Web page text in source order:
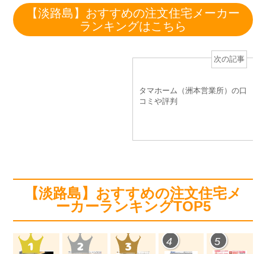
c
e
o
k
tt
er
e
e
n
a
e
【淡路島】おすすめの注文住宅メーカー
ランキングはこちら
次の記事
タマホーム（洲本営業所）の口
コミや評判
【淡路島】おすすめの注文住宅メ
ーカーランキングTOP5
4 5